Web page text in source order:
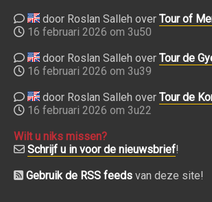
door Roslan Salleh over Tour of
16 februari 2026 om 3u50
door Roslan Salleh over Tour de
16 februari 2026 om 3u39
door Roslan Salleh over Tour de
16 februari 2026 om 3u22
Wilt u niks missen?
Schrijf u in voor de nieuwsbrief!
Gebruik de RSS feeds van deze site!